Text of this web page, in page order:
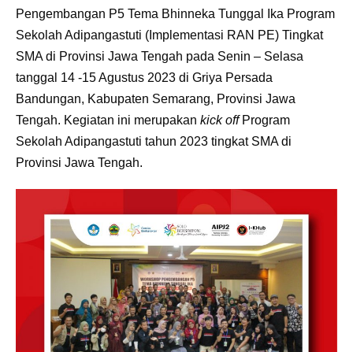
Pengembangan P5 Tema Bhinneka Tunggal Ika Program
Sekolah Adipangastuti (Implementasi RAN PE) Tingkat
SMA di Provinsi Jawa Tengah pada Senin – Selasa
tanggal 14 -15 Agustus 2023 di Griya Persada
Bandungan, Kabupaten Semarang, Provinsi Jawa
Tengah. Kegiatan ini merupakan kick off Program
Sekolah Adipangastuti tahun 2023 tingkat SMA di
Provinsi Jawa Tengah.